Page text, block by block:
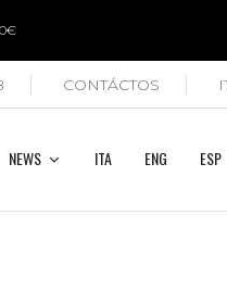
CONTÁCTOS
NEWS ITA ENG ESP